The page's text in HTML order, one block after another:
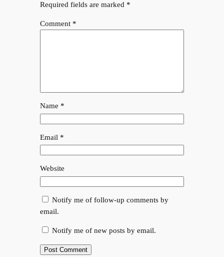
Required fields are marked *
Comment *
Name *
Email *
Website
Notify me of follow-up comments by
email.
Notify me of new posts by email.